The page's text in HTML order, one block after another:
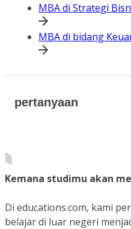
MBA di Strategi
MBA di bidang
pertanyaan
Kemana studimu akan
Di educations.com, kami
belajar di luar negeri